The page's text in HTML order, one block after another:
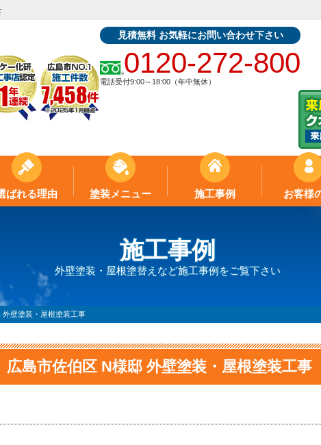
見積無料 お気軽にお問い合わせ下さい
0120-272-800
電話受付9:00～18:00（年中無休）
ばれる理由 塗装メニュー 施工事例 お客様
施工事例
外壁塗装・屋根塗替えなど施工事例をご覧下さい
外壁塗装・屋根塗装工事
広島市佐伯区 N様邸 外壁塗装・屋根塗装工事